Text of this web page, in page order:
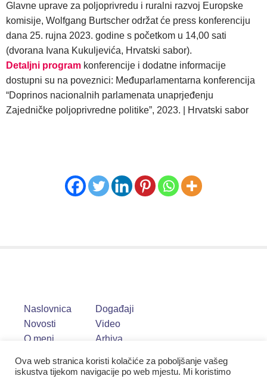
Glavne uprave za poljoprivredu i ruralni razvoj Europske
komisije, Wolfgang Burtscher održat će press konferenciju
dana 25. rujna 2023. godine s početkom u 14,00 sati
(dvorana Ivana Kukuljevića, Hrvatski sabor).
Detaljni program konferencije i dodatne informacije
dostupni su na poveznici: Međuparlamentarna konferencija
“Doprinos nacionalnih parlamenata unaprjeđenju
Zajedničke poljoprivredne politike”, 2023. | Hrvatski sabor
Naslovnica
Novosti
O meni
Događaji
Video
Arhiva
Ova web stranica koristi kolačiće za poboljšanje vašeg
iskustva tijekom navigacije po web mjestu. Mi koristimo